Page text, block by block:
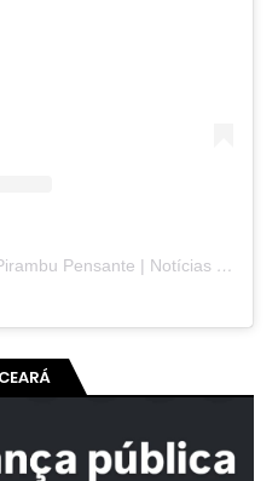
Um post compartilhado por Pirambu Pensante | Notícias & Entretenimento (@pirambupensante)